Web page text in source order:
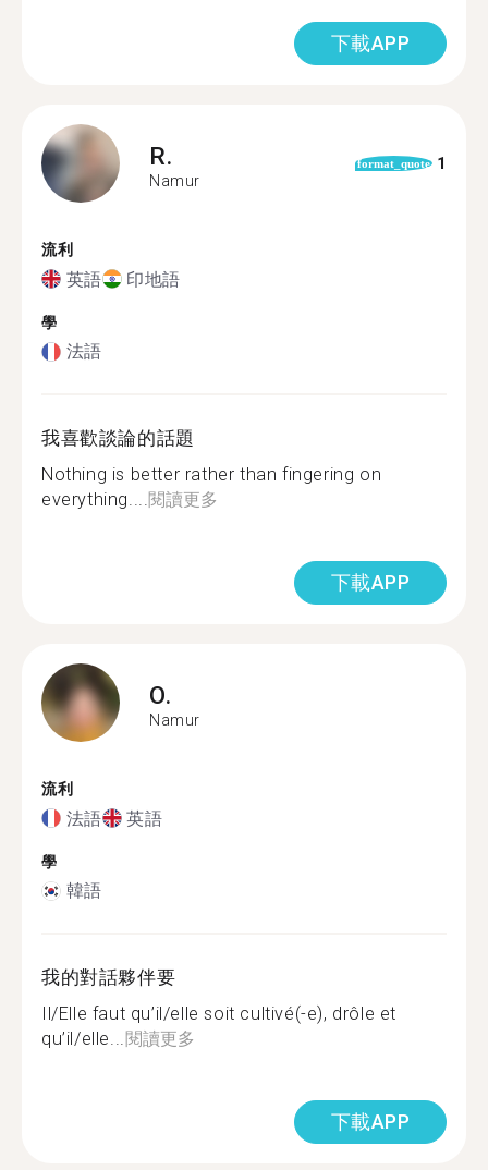
下載APP
R.
Namur
format_quote 1
流利
英語 印地語
學
法語
我喜歡談論的話題
Nothing is better rather than fingering on
everything....閱讀更多
下載APP
O.
Namur
流利
法語 英語
學
韓語
我的對話夥伴要
Il/Elle faut qu’il/elle soit cultivé(-e), drôle et
qu’il/elle...閱讀更多
下載APP